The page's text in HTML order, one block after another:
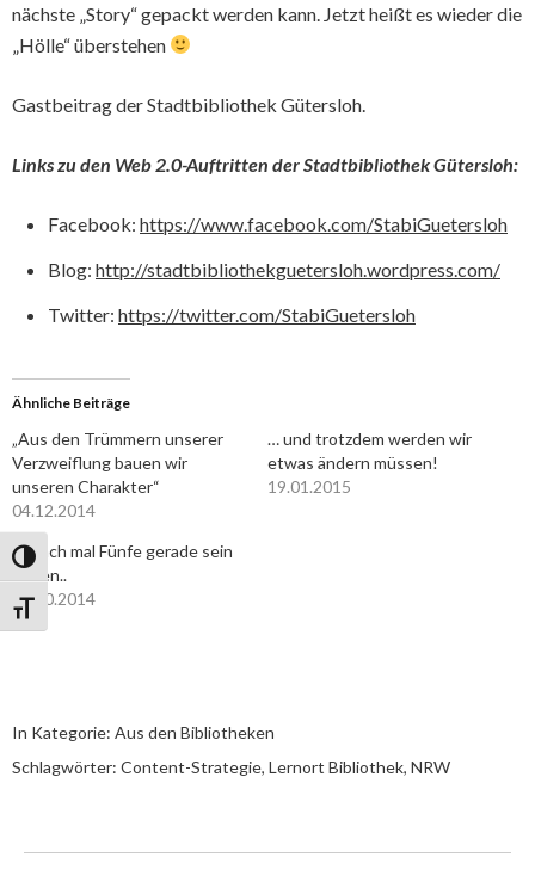
Umschalten auf hohe Kontraste
Schrift vergrößern
nächste „Story“ gepackt werden kann. Jetzt heißt es wieder die
„Hölle“ überstehen
Gastbeitrag der Stadtbibliothek Gütersloh.
Links zu den Web 2.0-Auftritten der Stadtbibliothek Gütersloh:
Facebook: https://www.facebook.com/StabiGuetersloh
Blog: http://stadtbibliothekguetersloh.wordpress.com/
Twitter: https://twitter.com/StabiGuetersloh
Ähnliche Beiträge
„Aus den Trümmern unserer
Verzweiflung bauen wir
unseren Charakter“
04.12.2014
… und trotzdem werden wir
etwas ändern müssen!
19.01.2015
Einfach mal Fünfe gerade sein
lassen..
09.10.2014
In Kategorie: Aus den Bibliotheken
Schlagwörter: Content-Strategie, Lernort Bibliothek, NRW